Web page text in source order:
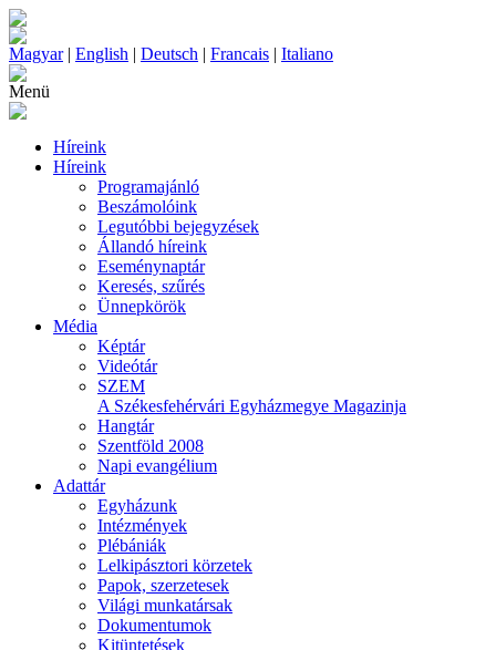
Magyar| English | Deutsch | Francais | Italiano
Menü
Híreink
Híreink
Programajánló
Beszámolóink
Legutóbbi bejegyzések
Állandó híreink
Eseménynaptár
Keresés, szűrés
Ünnepkörök
Média
Képtár
Videótár
SZEM
A Székesfehérvári Egyházmegye Magazinja
Hangtár
Szentföld 2008
Napi evangélium
Adattár
Egyházunk
Intézmények
Plébániák
Lelkipásztori körzetek
Papok, szerzetesek
Világi munkatársak
Dokumentumok
Kitüntetések